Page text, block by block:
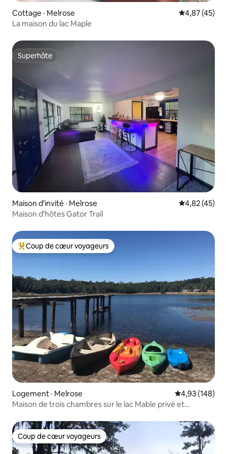
Cottage · Melrose Note
4,87 (45)
La maison du lac Maple
Superhôte
Superhôte
Maison d'invité · Melrose Note
4,82 (45)
Maison d'hôtes Gator Trail
Coup de cœur voyageurs parmi les plus aimés
Coup de cœur voyageurs
Logement · Melrose Note
4,93 (148)
Maison de trois chambres sur le lac Mable privé et
Coup de cœur voyageurs
Coup de cœur voyageurs